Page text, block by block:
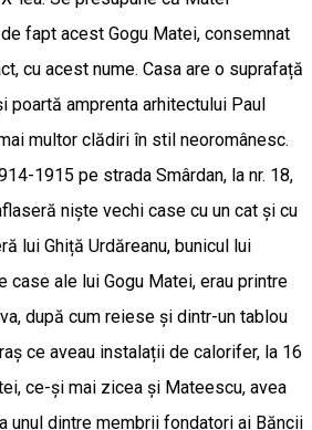
fapt acest Gogu Matei, consemnat
cu acest nume. Casa are o suprafață
poartă amprenta arhitectului Paul
multor clădiri în stil neoromânesc.
1915 pe strada Smârdan, la nr. 18,
niște vechi case cu un cat și cu
lui Ghiță Urdăreanu, bunicul lui
case ale lui Gogu Matei, erau printre
după cum reiese și dintr-un tablou
ce aveau instalații de calorifer, la 16
ce-și mai zicea și Mateescu, avea
unul dintre membrii fondatori ai Băncii